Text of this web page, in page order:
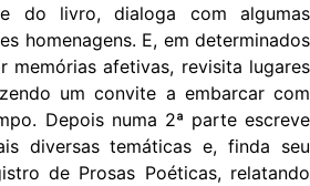
do livro, dialoga com algumas
homenagens. E, em determinados
memórias afetivas, revisita lugares
um convite a embarcar com
Depois numa 2ª parte escreve
diversas temáticas e, finda seu
de Prosas Poéticas, relatando